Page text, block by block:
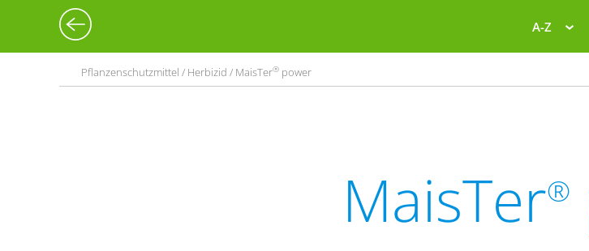
A-Z
Pflanzenschutzmittel / Herbizid / MaisTer® power
MaisTer®